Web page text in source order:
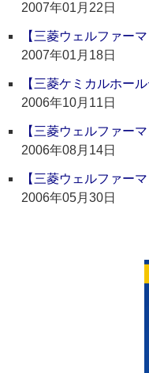
2007年01月22日
【三菱ウェルファー
2007年01月18日
【三菱ケミカルホー
2006年10月11日
【三菱ウェルファー
2006年08月14日
【三菱ウェルファー
2006年05月30日